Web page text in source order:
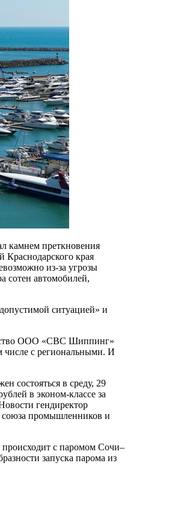
камнем преткновения
Краснодарского края
из-за угрозы
сотен автомобилей,
ситуацией» и
ООО «СВС Шиппинг»
числе с региональными. И
состояться в среду, 29
в эконом-классе за
гендиректор
промышленников и
происходит с паромом Сочи–
запуска парома из